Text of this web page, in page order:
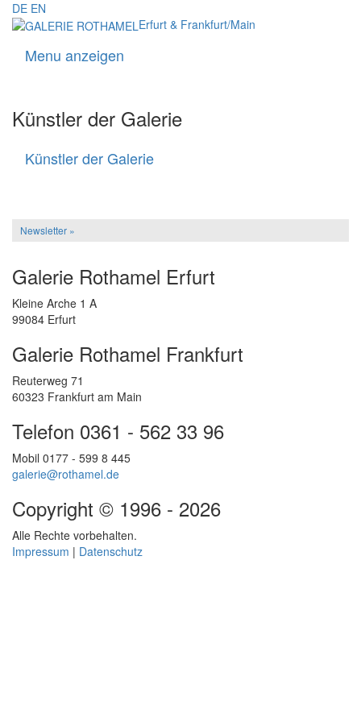
DE EN
Erfurt & Frankfurt/Main
Menu anzeigen
Künstler der Galerie
Künstler der Galerie
Newsletter »
Galerie Rothamel Erfurt
Kleine Arche 1 A
99084 Erfurt
Galerie Rothamel Frankfurt
Reuterweg 71
60323 Frankfurt am Main
Telefon 0361 - 562 33 96
Mobil 0177 - 599 8 445
galerie@rothamel.de
Copyright © 1996 - 2026
Alle Rechte vorbehalten.
Impressum | Datenschutz